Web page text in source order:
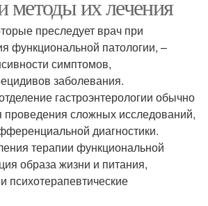
методы их лечения
преследует врач при
функциональной патологии, –
симптомов,
заболевания.
гастроэнтерологии обычно
проведения сложных исследований,
диагностики.
терапии функциональной
образа жизни и питания,
психотерапевтические